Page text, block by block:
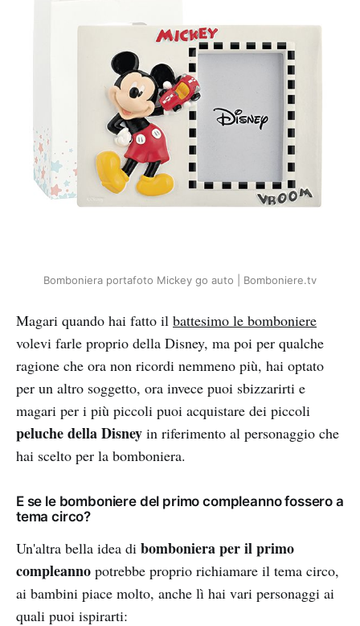
Bomboniera portafoto Mickey go auto | Bomboniere.tv
Magari quando hai fatto il battesimo le bomboniere
volevi farle proprio della Disney, ma poi per qualche
ragione che ora non ricordi nemmeno più, hai optato
per un altro soggetto, ora invece puoi sbizzarirti e
magari per i più piccoli puoi acquistare dei piccoli
peluche della Disney in riferimento al personaggio che
hai scelto per la bomboniera.
E se le bomboniere del primo compleanno fossero a
tema circo?
Un'altra bella idea di bomboniera per il primo
compleanno potrebbe proprio richiamare il tema circo,
ai bambini piace molto, anche lì hai vari personaggi ai
quali puoi ispirarti: